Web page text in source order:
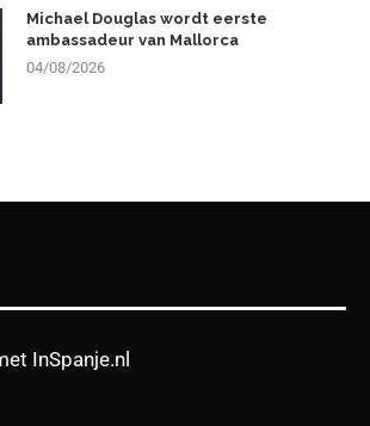
Michael Douglas wordt eerste
ambassadeur van Mallorca
04/08/2026
InSpanje.nl